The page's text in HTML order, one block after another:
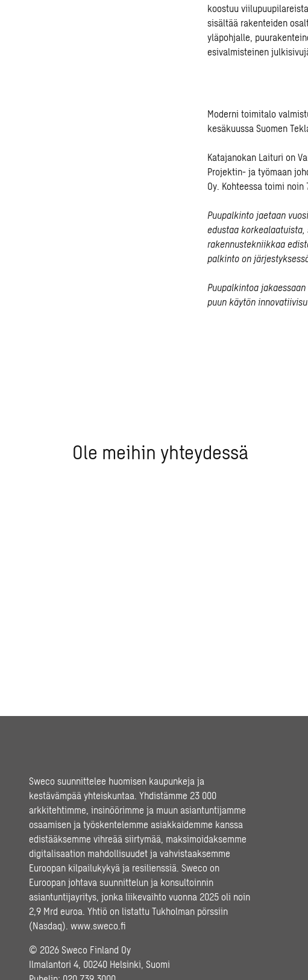
koostuu
sisältää rakenteiden
yläpohjalle,
esivalmisteinen
Moderni toimitalo
kesäkuussa Suomen
Katajanokan Laituri on
Projektin- ja työmaan
Oy. Kohteessa toimi noin
Puupalkinto jaetaan
edustaa
rakennustekniikkaa
palkinto on
Puupalkintoa
puun käytön
Ole meihin yhteydessä
Sweco suunnittelee huomisen kaupunkeja ja
kestävämpää yhteiskuntaa. Yhdistämme 23 000
arkkitehtimme, insinöörimme ja muun asiantuntijamme
osaamisen ja työskentelemme asiakkaidemme kanssa
edistääksemme vihreää siirtymää, maksimoidaksemme
digitalisaation mahdollisuudet ja vahvistaaksemme
Euroopan kilpailukykyä ja resilienssiä. Sweco on
Euroopan johtava suunnittelun ja konsultoinnin
asiantuntijayritys, jonka liikevaihto vuonna 2025 oli noin
2,9 Mrd euroa. Yhtiö on listattu Tukholman pörssiin
(Nasdaq). www.sweco.fi
© 2026 Sweco Finland Oy
Ilmalantori 4, 00240 Helsinki, Suomi